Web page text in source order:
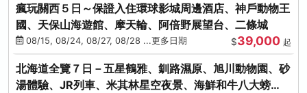
瘋玩關西５日～保證入住環球影城周邊酒店、神戶動物王
國、天保山海遊館、摩天輪、阿倍野展望台、二條城
08/15, 08/24, 08/27, 08/28 ...更多日期 $39,000 起
北海道全覽７日－五星鶴雅、釧路濕原、旭川動物園、砂
湯體驗、JR列車、米其林星空夜景、海鮮和牛八大螃